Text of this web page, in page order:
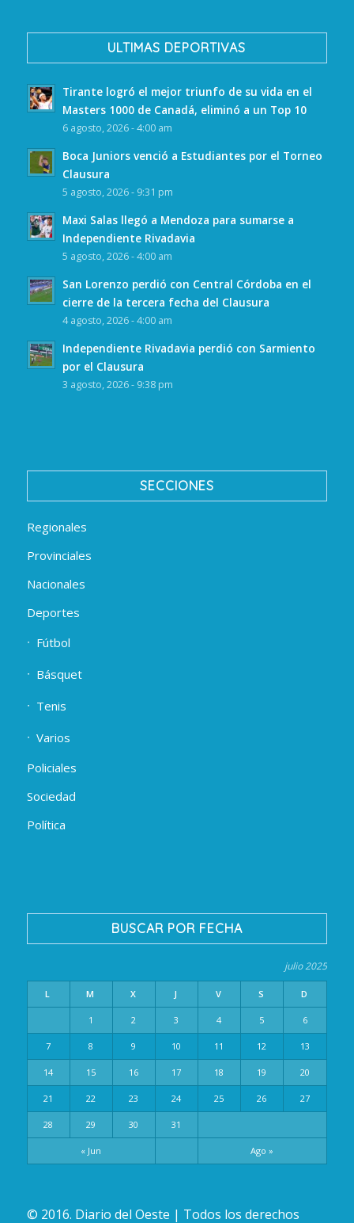
ULTIMAS DEPORTIVAS
Tirante logró el mejor triunfo de su vida en el
Masters 1000 de Canadá, eliminó a un Top 10
6 agosto, 2026 - 4:00 am
Boca Juniors venció a Estudiantes por el Torneo
Clausura
5 agosto, 2026 - 9:31 pm
Maxi Salas llegó a Mendoza para sumarse a
Independiente Rivadavia
5 agosto, 2026 - 4:00 am
San Lorenzo perdió con Central Córdoba en el
cierre de la tercera fecha del Clausura
4 agosto, 2026 - 4:00 am
Independiente Rivadavia perdió con Sarmiento
por el Clausura
3 agosto, 2026 - 9:38 pm
SECCIONES
Regionales
Provinciales
Nacionales
Deportes
Fútbol
Básquet
Tenis
Varios
Policiales
Sociedad
Política
BUSCAR POR FECHA
julio 2025
L M X J V S D
« Jun Ago »
1 2 3 4 5 6
7 8 9 10 11 12 13
14 15 16 17 18 19 20
21 22 23 24 25 26 27
28 29 30 31
© 2016. Diario del Oeste | Todos los derechos